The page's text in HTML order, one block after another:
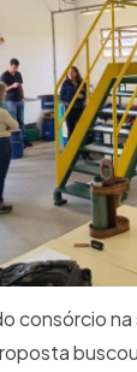
consórcio